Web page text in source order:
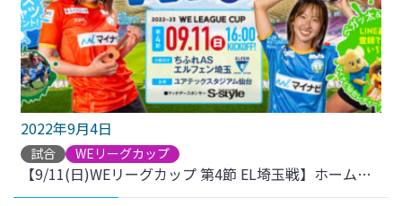
2022年9月4日
試合 WEリーグカップ
【9/11(日)WEリーグカップ 第4節 EL埼玉戦】ホームゲームのご案内